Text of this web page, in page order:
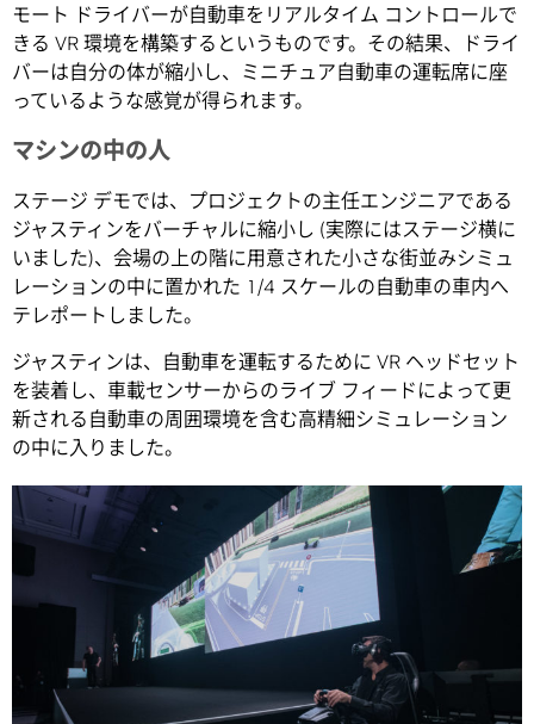
モート ドライバーが自動車をリアルタイム コントロールで
きる VR 環境を構築するというものです。その結果、ドライ
バーは自分の体が縮小し、ミニチュア自動車の運転席に座
っているような感覚が得られます。
マシンの中の人
ステージ デモでは、プロジェクトの主任エンジニアである
ジャスティンをバーチャルに縮小し (実際にはステージ横に
いました)、会場の上の階に用意された小さな街並みシミュ
レーションの中に置かれた 1/4 スケールの自動車の車内へ
テレポートしました。
ジャスティンは、自動車を運転するために VR ヘッドセット
を装着し、車載センサーからのライブ フィードによって更
新される自動車の周囲環境を含む高精細シミュレーション
の中に入りました。